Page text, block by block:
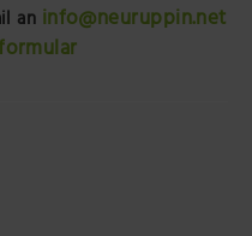
an info@neuruppin.net